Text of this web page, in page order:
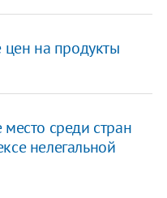
цен на продукты
среди стран
нелегальной